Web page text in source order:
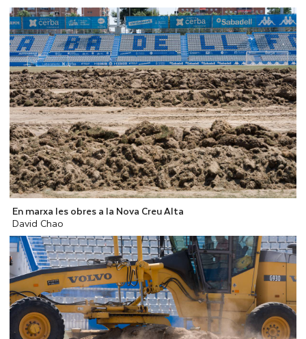
En marxa les obres a la Nova Creu Alta
David Chao